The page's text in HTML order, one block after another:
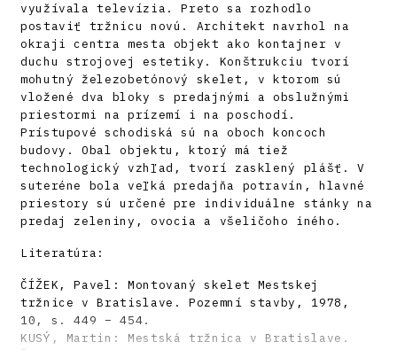
využívala televízia. Preto sa rozhodlo
postaviť tržnicu novú. Architekt navrhol na
okraji centra mesta objekt ako kontajner v
duchu strojovej estetiky. Konštrukciu tvorí
mohutný železobetónový skelet, v ktorom sú
vložené dva bloky s predajnými a obslužnými
priestormi na prízemí i na poschodí.
Prístupové schodiská sú na oboch koncoch
budovy. Obal objektu, ktorý má tiež
technologický vzhľad, tvorí zasklený plášť. V
suteréne bola veľká predajňa potravín, hlavné
priestory sú určené pre individuálne stánky na
predaj zeleniny, ovocia a všeličoho iného.
Literatúra:
ČÍŽEK, Pavel: Montovaný skelet Mestskej
tržnice v Bratislave. Pozemní stavby, 1978,
10, s. 449 – 454.
KUSÝ, Martin: Mestská tržnica v Bratislave.